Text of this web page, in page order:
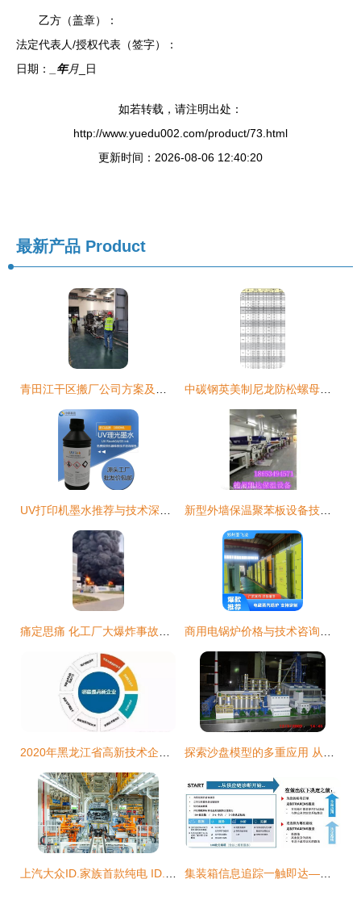
乙方（盖章）：
法定代表人/授权代表（签字）：
日期：
_年月 _日
如若转载，请注明出处：
http://www.yuedu002.com/product/73.html
更新时间：2026-08-06 12:40:20
最新产品 Product